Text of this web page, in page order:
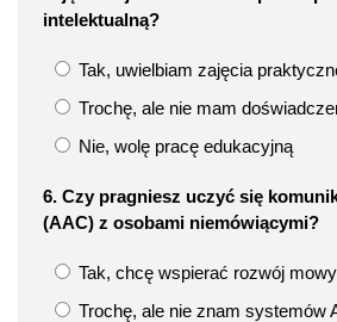
intelektualną?
Tak, uwielbiam zajęcia
Trochę, ale nie mam
Nie, wolę pracę edukacyjną
6. Czy pragniesz uczyć się
(AAC) z osobami niemówiącymi?
Tak, chcę wspierać rozwój mowy
Trochę, ale nie znam systemów